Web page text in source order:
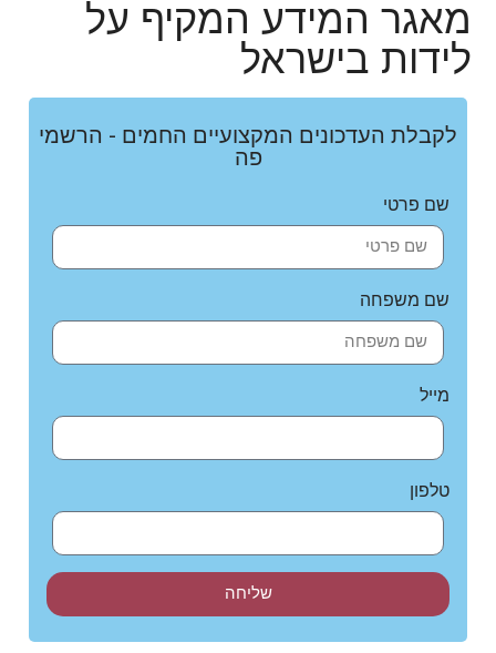
מאגר המידע המקיף על
לידות בישראל
לקבלת העדכונים המקצועיים החמים - הרשמי
פה
שם פרטי
שם משפחה
מייל
טלפון
שליחה